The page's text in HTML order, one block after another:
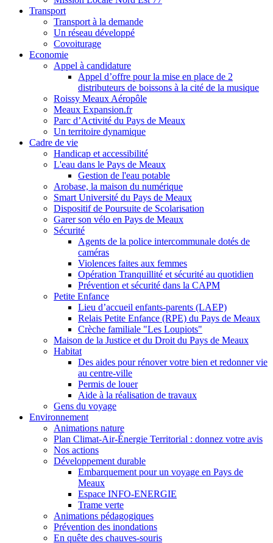
Transport
Transport à la demande
Un réseau développé
Covoiturage
Economie
Appel à candidature
Appel d’offre pour la mise en place de 2
distributeurs de boissons à la cité de la musique
Roissy Meaux Aéropôle
Meaux Expansion.fr
Parc d’Activité du Pays de Meaux
Un territoire dynamique
Cadre de vie
Handicap et accessibilité
L'eau dans le Pays de Meaux
Gestion de l'eau potable
Arobase, la maison du numérique
Smart Université du Pays de Meaux
Dispositif de Poursuite de Scolarisation
Garer son vélo en Pays de Meaux
Sécurité
Agents de la police intercommunale dotés de
caméras
Violences faites aux femmes
Opération Tranquillité et sécurité au quotidien
Prévention et sécurité dans la CAPM
Petite Enfance
Lieu d’accueil enfants-parents (LAEP)
Relais Petite Enfance (RPE) du Pays de Meaux
Crèche familiale "Les Loupiots"
Maison de la Justice et du Droit du Pays de Meaux
Habitat
Des aides pour rénover votre bien et redonner vie
au centre-ville
Permis de louer
Aide à la réalisation de travaux
Gens du voyage
Environnement
Animations nature
Plan Climat-Air-Énergie Territorial : donnez votre avis
Nos actions
Développement durable
Embarquement pour un voyage en Pays de
Meaux
Espace INFO-ENERGIE
Trame verte
Animations pédagogiques
Prévention des inondations
En quête des chauves-souris